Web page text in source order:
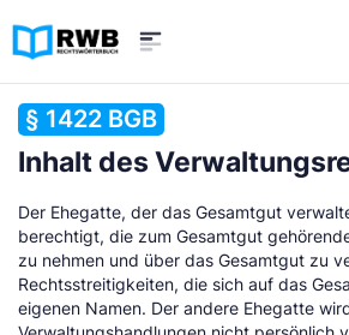
§ 1422 BGB
Inhalt des
Der Ehegatte, der das Gesamtgut
berechtigt, die zum Gesamtgut
zu nehmen und über das Gesamtgut zu
Rechtsstreitigkeiten, die sich auf das
eigenen Namen. Der andere Ehegatte